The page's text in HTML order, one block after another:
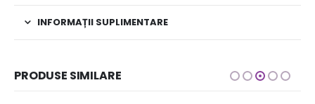
INFORMAȚII SUPLIMENTARE
PRODUSE SIMILARE